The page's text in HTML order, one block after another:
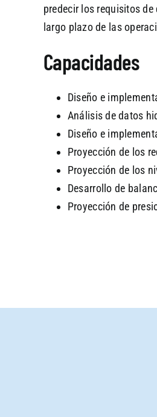
predecir los requisitos
largo plazo de las
Capacidades
Diseño e
Análisis de datos
Diseño e
Proyección de los
Proyección de los
Desarrollo de
Proyección de